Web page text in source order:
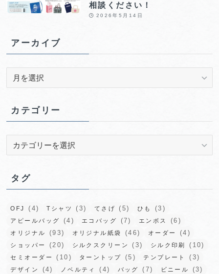
相談ください！
2026年5月14日
アーカイブ
ア
イ
ブ
カテゴリー
リ
ー
タグ
OFJ (4) Tシャツ (3) てさげ (5) ひも (3)
アピールバッグ (4) エコバッグ (7) エンボス (6)
オリジナル (93) オリジナル紙袋 (46) オーダー (4)
ショッパー (20) シルクスクリーン (3) シルク印刷 (10)
セミオーダー (10) ターントップ (5) テンプレート (3)
デザイン (4) ノベルティ (4) バッグ (7) ビニール (3)